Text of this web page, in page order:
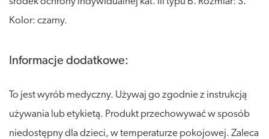
Kolor: czarny.
Informacje dodatkowe:
To jest wyrób medyczny. Używaj go zgodnie z instrukcją
używania lub etykietą. Produkt przechowywać w sposób
niedostępny dla dzieci, w temperaturze pokojowej. Zaleca